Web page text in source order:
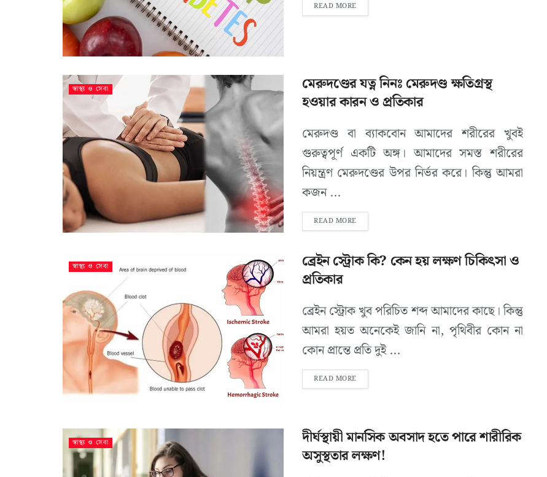
READ MORE
স্বাস্থ্য ও সেবা
মেরুদণ্ডের যত্ন নিনঃ মেরুদণ্ড ক্ষতিগ্রস্থ
হওয়ার কারন ও প্রতিকার
মেরুদণ্ড বা ব্যাকবোন আমাদের শরীরের খুবই
গুরুত্বপূর্ণ একটি অঙ্গ। আমাদের সমস্ত শরীরের
নিয়ন্ত্রণ মেরুদণ্ডের উপর নির্ভর করে। কিন্তু আমরা
কজন ...
READ MORE
স্বাস্থ্য ও সেবা
ব্রেইন স্ট্রোক কি? কেন হয় লক্ষণ চিকিৎসা ও
প্রতিকার
ব্রেইন স্ট্রোক খুব পরিচিত শব্দ আমাদের কাছে। কিন্তু
আমরা হয়ত অনেকেই জানি না, পৃথিবীর কোন না
কোন প্রান্তে প্রতি দুই ...
READ MORE
স্বাস্থ্য ও সেবা
দীর্ঘস্থায়ী মানসিক অবসাদ হতে পারে শারীরিক
অসুস্থতার লক্ষণ!